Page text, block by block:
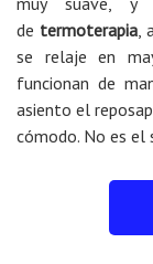
de termoterapia,
se relaje en
funcionan de
asiento el
cómodo. No es el